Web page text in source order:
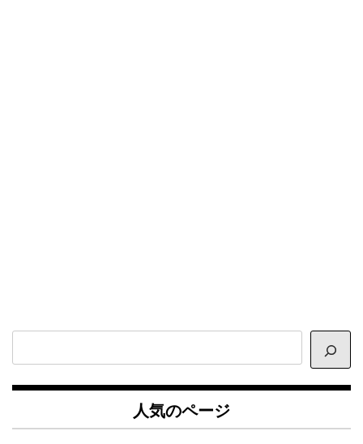
サ
内
索
人気のページ